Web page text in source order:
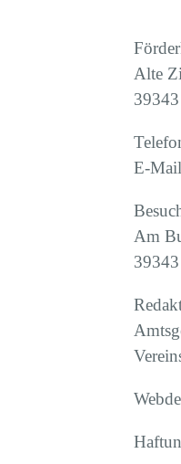
Alte
E-
Am